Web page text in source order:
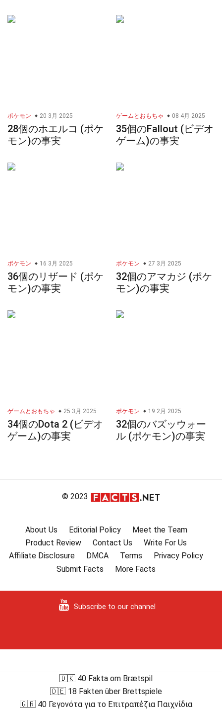
ポケモン 20 3月 2025
28個のホエルコ (ポケ
モン)の事実
ゲームとおもちゃ 08 4月 2025
35個のFallout (ビデオ
ゲーム)の事実
ポケモン 16 3月 2025
36個のリザード (ポケ
モン)の事実
ポケモン 27 3月 2025
32個のアマカジ (ポケ
モン)の事実
ゲームとおもちゃ 25 3月 2025
34個のDota 2 (ビデオ
ゲーム)の事実
ポケモン 19 2月 2025
32個のバズッウォー
ル (ポケモン)の事実
© 2023
About Us Editorial Policy
Meet the Team
Product Review
Contact Us
Write For Us
Affiliate Disclosure
DMCA Terms
Privacy Policy
Submit Facts
More Facts
Subscribe to our channel
🇩🇰 40 Fakta om Brætspil
🇩🇪 18 Fakten über Brettspiele
🇬🇷 40 Γεγονότα για το Επιτραπέζια Παιχνίδια